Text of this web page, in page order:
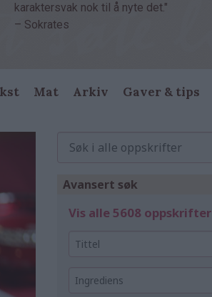
karaktersvak nok til å nyte det."
– Sokrates
Mat Arkiv Gaver & tips
Avansert søk
Vis alle 5608 oppskrifter